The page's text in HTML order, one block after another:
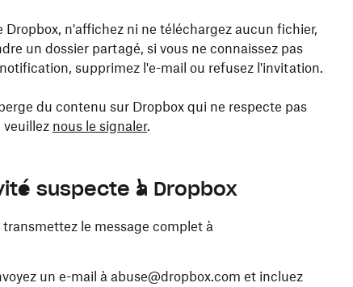
n'affichez ni ne téléchargez aucun fichier,
un dossier partagé, si vous ne connaissez pas
supprimez l'e-mail ou refusez l'invitation.
du contenu sur Dropbox qui ne respecte pas
veuillez nous le signaler.
suspecte à Dropbox
le message complet à
un e-mail à abuse@dropbox.com et incluez